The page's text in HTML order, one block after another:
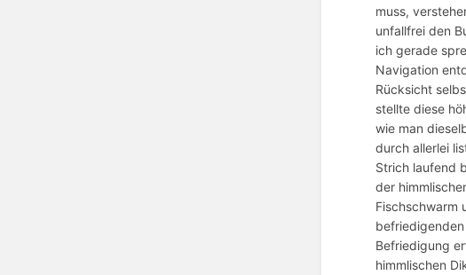
muss,
unfallfrei den
ich gerade
Navigation
Rücksicht
stellte diese
wie man
durch allerlei
Strich laufend
der
Fischschwarm
Befriedigung
himmlischen